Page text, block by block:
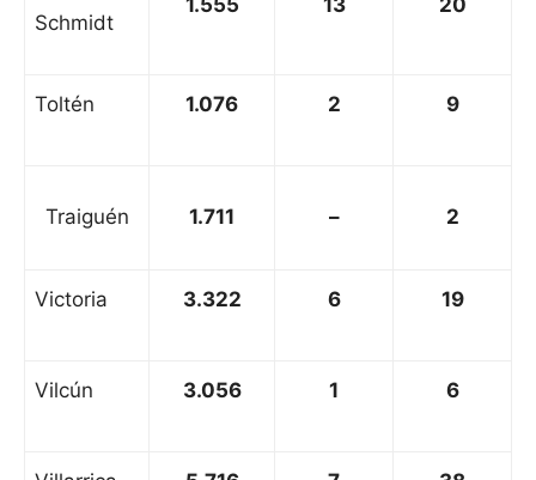
Schmidt
1.555 13 20
Toltén 1.076 2 9
Traiguén 1.711 – 2
Victoria 3.322 6 19
Vilcún 3.056 1 6